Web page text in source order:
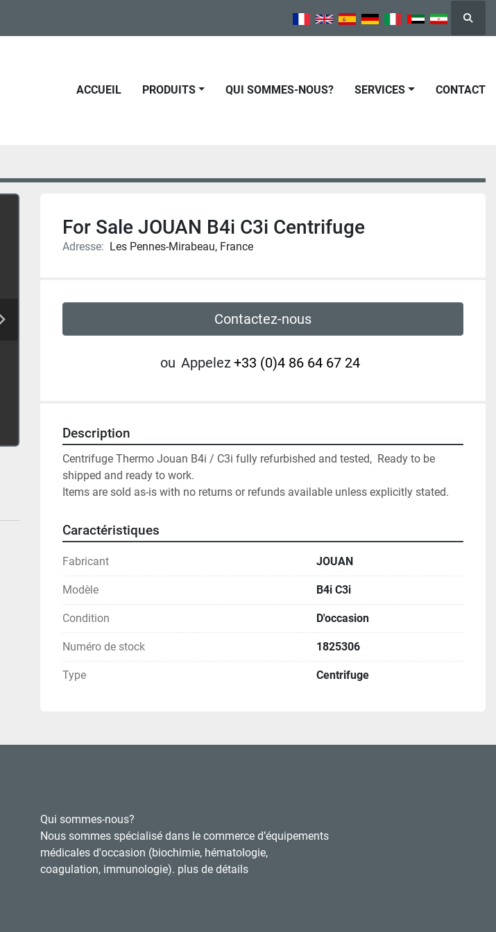
ACCUEIL PRODUITS QUI SOMMES-NOUS? SERVICES CONTACT
For Sale JOUAN B4i C3i Centrifuge
Adresse: Les Pennes-Mirabeau, France
Contactez-nous
ou Appelez+33 (0)4 86 64 67 24
Description
Centrifuge Thermo Jouan B4i / C3i fully refurbished and tested,  Ready to be
shipped and ready to work.
Items are sold as-is with no returns or refunds available unless explicitly stated.
Caractéristiques
Fabricant JOUAN
Modèle B4i C3i
Condition D'occasion
Numéro de stock 1825306
Type Centrifuge
Qui sommes-nous?
Nous sommes spécialisé dans le commerce d’équipements
médicales d'occasion (biochimie, hématologie,
coagulation, immunologie). plus de détails